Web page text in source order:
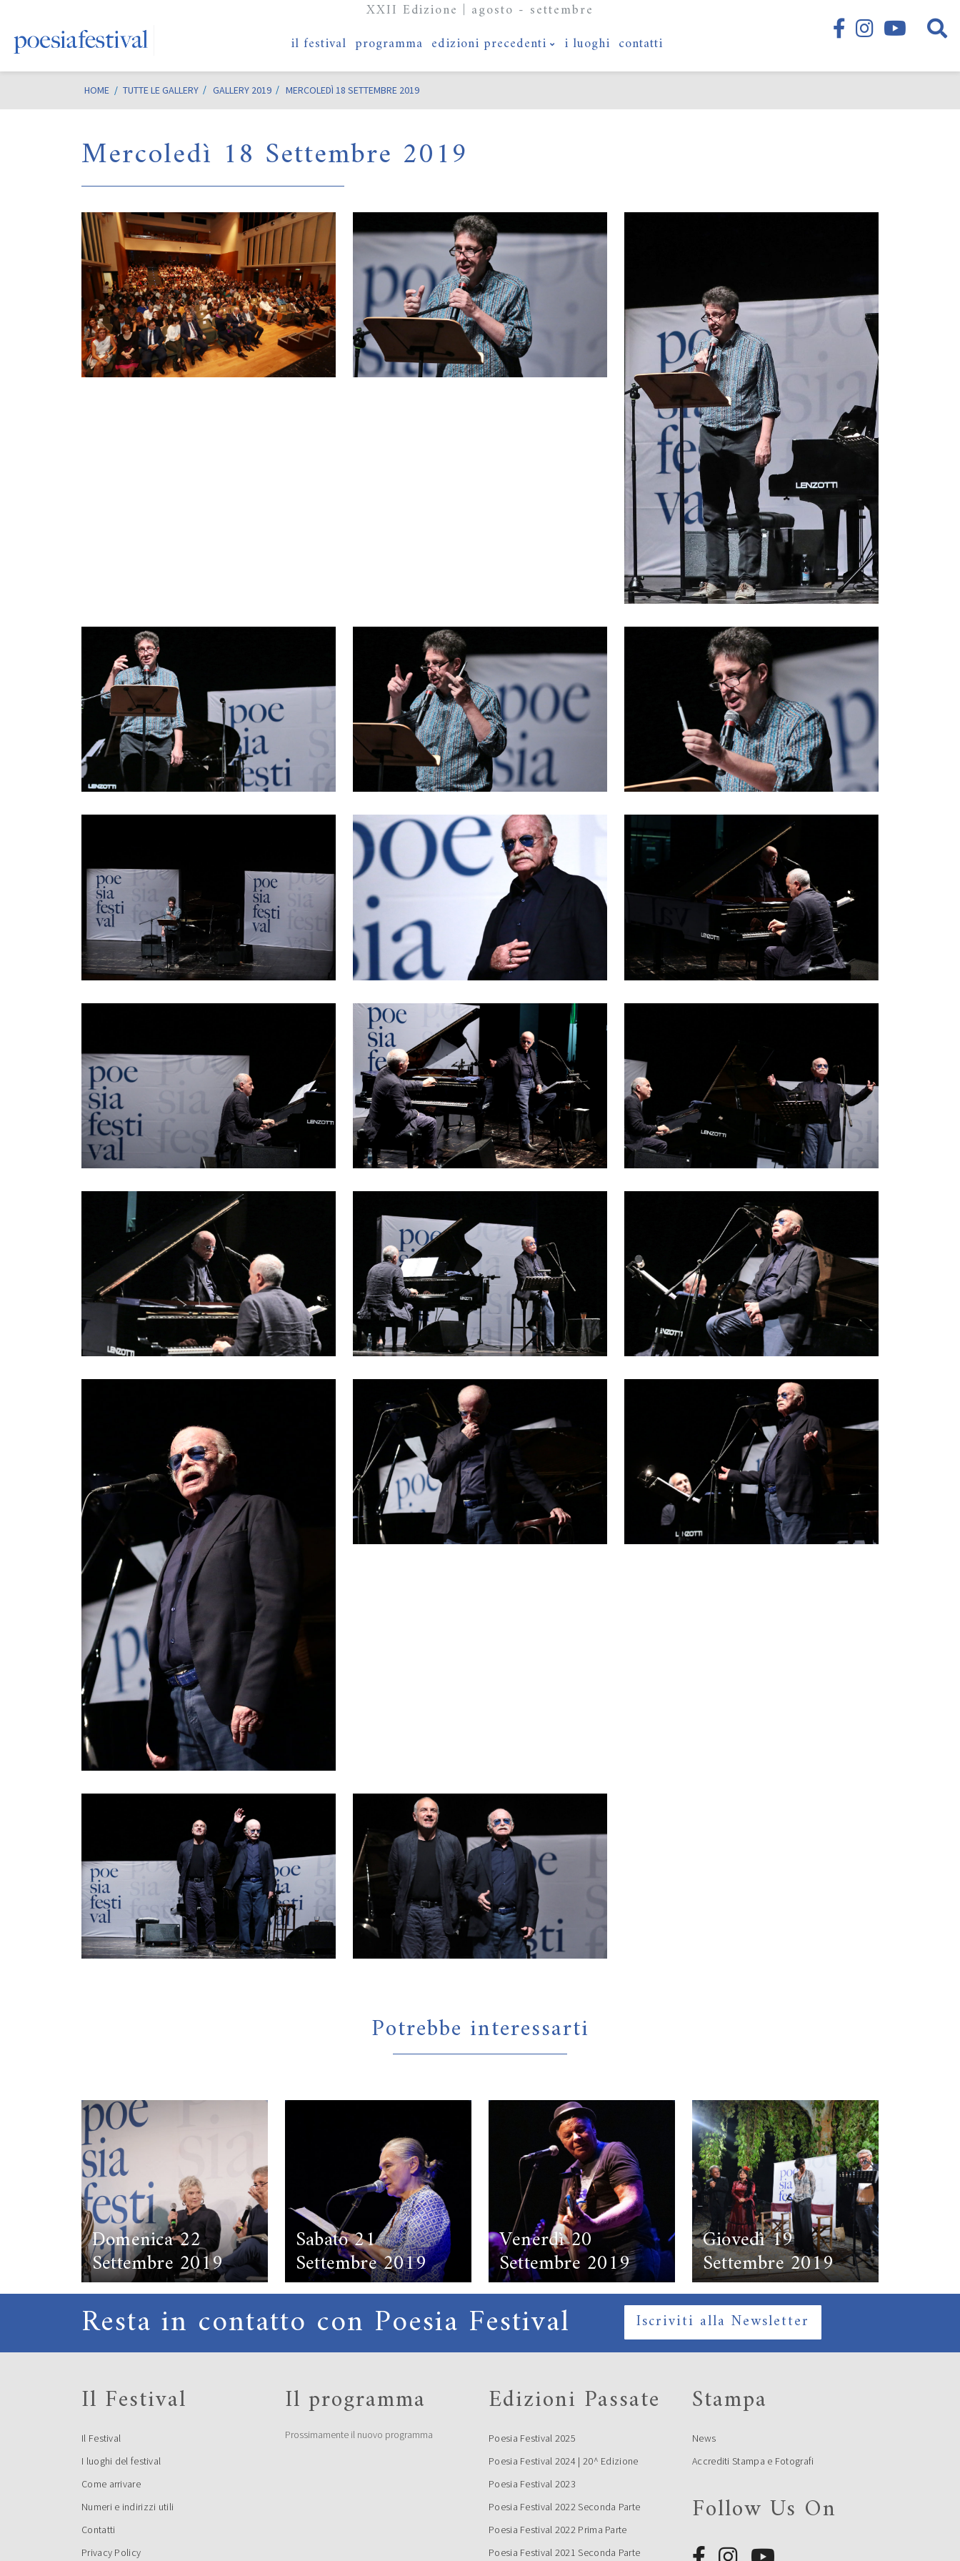
XXII Edizione | agosto - settembre
il festival programma edizioni precedenti i luoghi contatti
HOME / TUTTE LE GALLERY GALLERY 2019 MERCOLEDÌ 18 SETTEMBRE 2019
Mercoledì 18 Settembre 2019
Potrebbe interessarti
Domenica 22
Settembre 2019
Sabato 21
Settembre 2019
Venerdì 20
Settembre 2019
Giovedì 19
Settembre 2019
Martedì 17
Settembre 2019
Lunedì 16
Resta in contatto con Poesia Festival Iscriviti alla Newsletter
Il Festival
Il Festival
I luoghi del festival
Come arrivare
Numeri e indirizzi utili
Contatti
Privacy Policy
Il programma
Prossimamente il nuovo programma
Edizioni Passate
Poesia Festival 2025
Poesia Festival 2024 | 20^ Edizione
Poesia Festival 2023
Poesia Festival 2022 Seconda Parte
Poesia Festival 2022 Prima Parte
Poesia Festival 2021 Seconda Parte
Stampa
News
Accrediti Stampa e Fotografi
Follow Us On